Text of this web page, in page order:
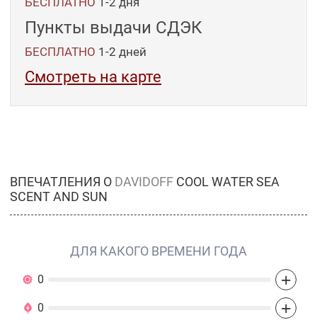
Пункты выдачи СДЭК
БЕСПЛАТНО 1-2 дней
Смотреть на карте
ВПЕЧАТЛЕНИЯ О DAVIDOFF COOL WATER SEA
SCENT AND SUN
ДЛЯ КАКОГО ВРЕМЕНИ ГОДА
0 +
0 +